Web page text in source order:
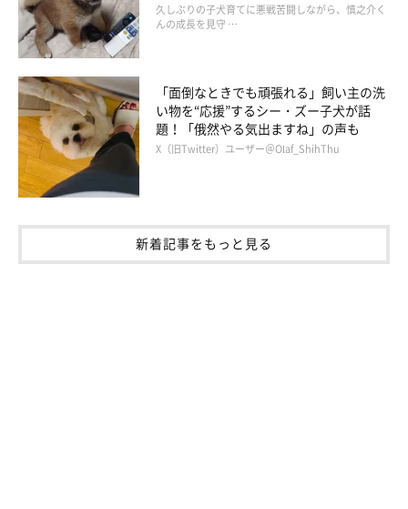
久しぶりの子犬育てに悪戦苦闘しながら、慎之介く
んの成長を見守 …
「面倒なときでも頑張れる」飼い主の洗
い物を“応援”するシー・ズー子犬が話
題！「俄然やる気出ますね」の声も
X（旧Twitter）ユーザー＠Olaf_ShihThu
新着記事をもっと見る